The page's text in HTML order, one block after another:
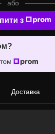
або
з
Доставка